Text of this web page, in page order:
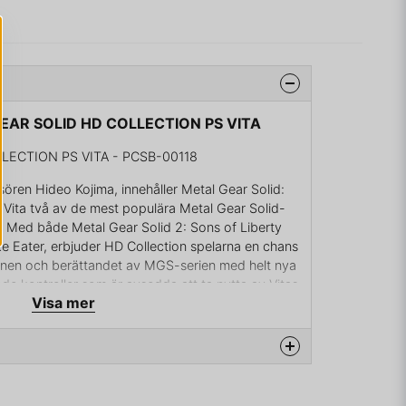
SOLID HD COLLECTION PS VITA
PS VITA - PCSB-00118
Hideo Kojima, innehåller Metal Gear Solid:
två av de mest populära Metal Gear Solid-
Med både Metal Gear Solid 2: Sons of Liberty
Eater, erbjuder HD Collection spelarna en chans
och berättandet av MGS-serien med helt nya
kontroller som är avsedda att ta nytta av Vitas
användargränssnitt, tillsammans
Visa mer
produkten...